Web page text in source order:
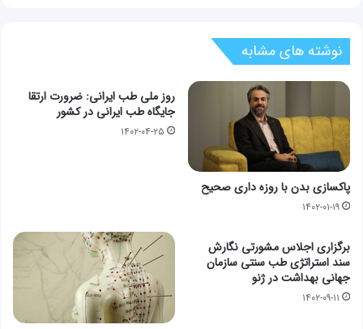
نوشته های مشابه
پاکسازی بدن با روزه داری صحیح
۱۴۰۲-۰۱-۱۹
روز ملی طب ایرانی: ضرورت ارتقا
جایگاه طب ایرانی در کشور
۱۴۰۲-۰۴-۲۵
برگزاری اجلاس مشورتی نگارش
سند استراتژی طب سنتی سازمان
جهانی بهداشت در ژنو
۱۴۰۲-۰۹-۱۱